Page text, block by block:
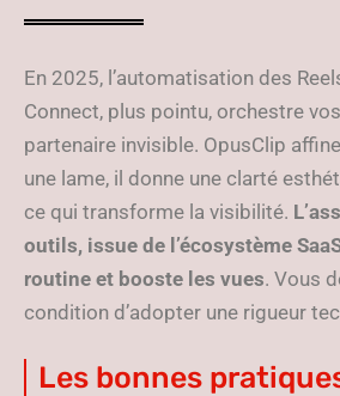
En 2025, l’automatisation des
Connect, plus pointu, orchestre
partenaire invisible. OpusClip
une lame, il donne une clarté
ce qui transforme la visibilité.
outils, issue de l’écosystème
routine et booste les vues. Vous
condition d’adopter une rigueur
Les bonnes